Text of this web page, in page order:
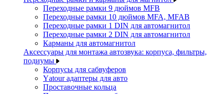
Переходные рамки 9 дюймов MFB
Переходные рамки 10 дюймов MFA, MFAB
Переходные рамки 1 DIN для автомагнитол
Переходные рамки 2 DIN для автомагнитол
Карманы для автомагнитол
Аксессуары для монтажа автозвука: корпуса, фильтры,
подиумы
Корпусы для сабвуферов
Yаtour адаптеры для авто
Проставочные кольца